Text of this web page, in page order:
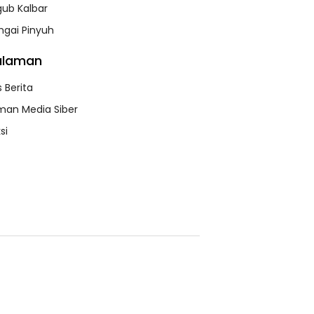
Livina
Kalbar
Pinyuh
Berita
Media Siber